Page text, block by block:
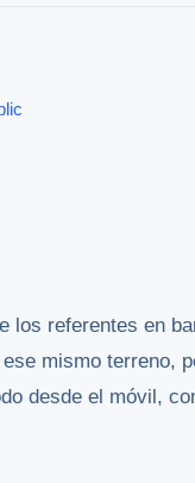
los referentes en
ese mismo terreno,
desde el móvil,